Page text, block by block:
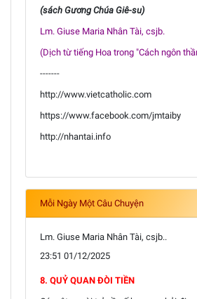
(sách Gương Chúa Giê-su)
Lm. Giuse Maria Nhân Tài, csjb.
(Dịch từ tiếng Hoa trong "Cách ngôn
-------
http://www.vietcatholic.com
https://www.facebook.com/jmtaiby
http://nhantai.info
Mỗi Ngày Một Câu Chuyện
Lm. Giuse Maria Nhân Tài, csjb..
23:51 01/12/2025
8. QUỶ QUAN ĐÒI TIỀN